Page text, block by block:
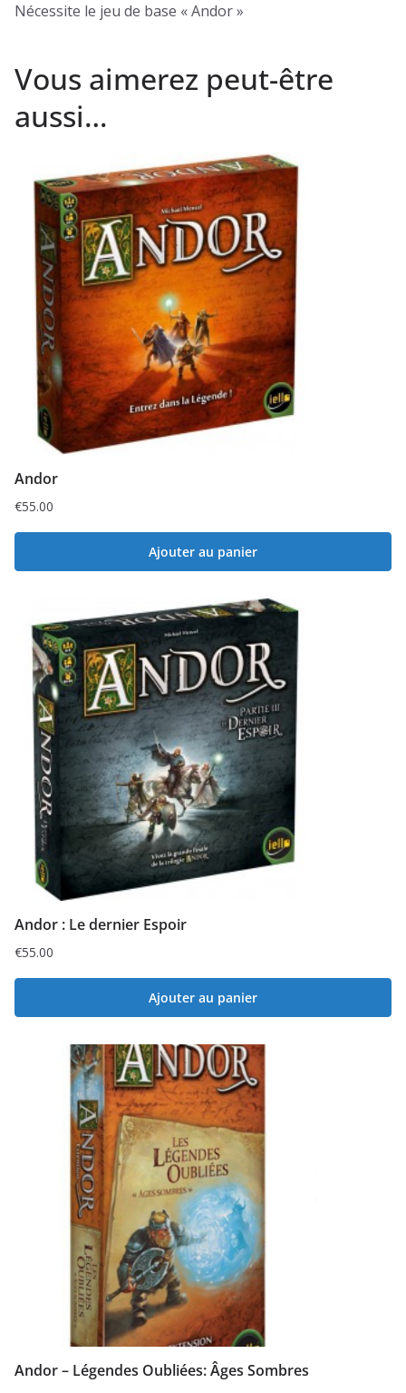
Nécessite le jeu de base « Andor »
Vous aimerez peut-être
aussi…
Andor
€55.00
Ajouter au panier
Andor : Le dernier Espoir
€55.00
Ajouter au panier
Andor – Légendes Oubliées: Âges Sombres